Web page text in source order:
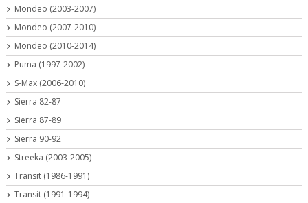
Mondeo (2003-2007)
Mondeo (2007-2010)
Mondeo (2010-2014)
Puma (1997-2002)
S-Max (2006-2010)
Sierra 82-87
Sierra 87-89
Sierra 90-92
Streeka (2003-2005)
Transit (1986-1991)
Transit (1991-1994)